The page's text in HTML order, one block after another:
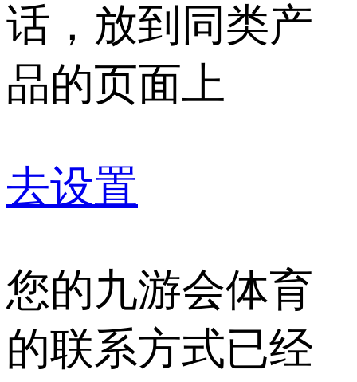
话，放到同类产
品的页面上
去设置
您的九游会体育
的联系方式已经